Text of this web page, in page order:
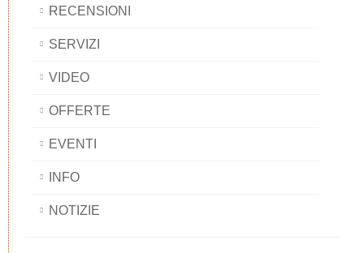
RECENSIONI
SERVIZI
VIDEO
OFFERTE
EVENTI
INFO
NOTIZIE